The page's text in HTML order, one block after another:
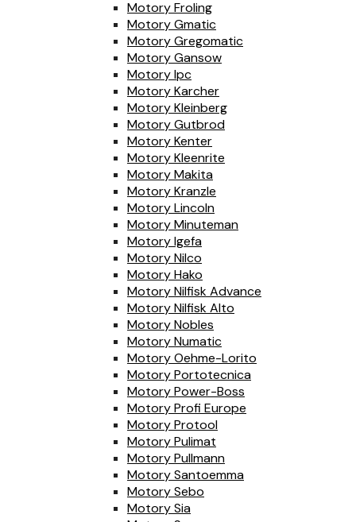
Motory Froling
Motory Gmatic
Motory Gregomatic
Motory Gansow
Motory Ipc
Motory Karcher
Motory Kleinberg
Motory Gutbrod
Motory Kenter
Motory Kleenrite
Motory Makita
Motory Kranzle
Motory Lincoln
Motory Minuteman
Motory Igefa
Motory Nilco
Motory Hako
Motory Nilfisk Advance
Motory Nilfisk Alto
Motory Nobles
Motory Numatic
Motory Oehme-Lorito
Motory Portotecnica
Motory Power-Boss
Motory Profi Europe
Motory Protool
Motory Pulimat
Motory Pullmann
Motory Santoemma
Motory Sebo
Motory Sia